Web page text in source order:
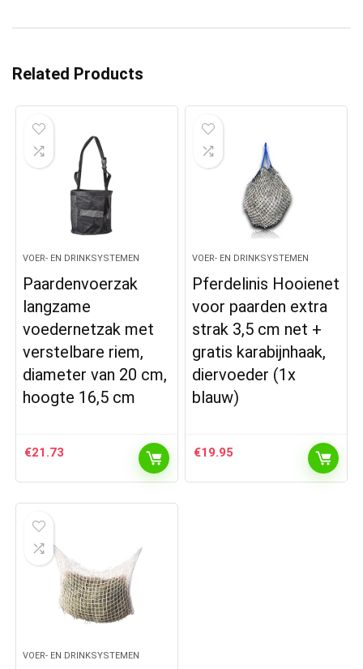
Related Products
VOER- EN DRINKSYSTEMEN
Paardenvoerzak
langzame
voedernetzak met
verstelbare riem,
diameter van 20 cm,
hoogte 16,5 cm
€21.73
VOER- EN DRINKSYSTEMEN
Pferdelinis Hooienet
voor paarden extra
strak 3,5 cm net +
gratis karabijnhaak,
diervoeder (1x
blauw)
€19.95
VOER- EN DRINKSYSTEMEN